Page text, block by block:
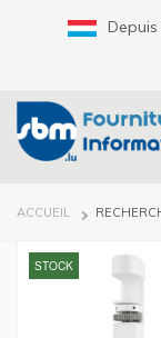
FIL
ACCUEIL
STOCK